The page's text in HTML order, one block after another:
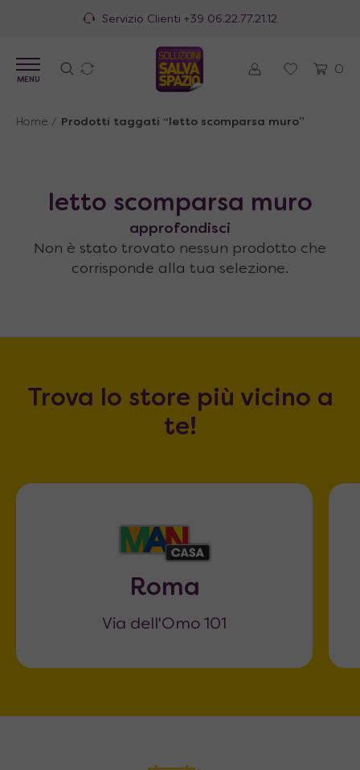
Servizio Clienti +39 06.22.77.21.12
0
MENU
Home / Prodotti taggati “letto scomparsa muro”
letto scomparsa muro
approfondisci
Non è stato trovato nessun prodotto che
corrisponde alla tua selezione.
Trova lo store più vicino a
te!
Roma
Via dell'Omo 101